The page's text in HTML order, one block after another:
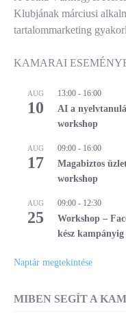
Klubjának márciusi
tartalommarketing
KAMARAI
AUG
10
13:00 - 16:00
AI a
workshop
AUG
17
09:00 - 16:00
Magabiztos
workshop
AUG
25
09:00 - 12:30
Workshop –
kész
Naptár megtekintése
MIBEN SEGÍT A